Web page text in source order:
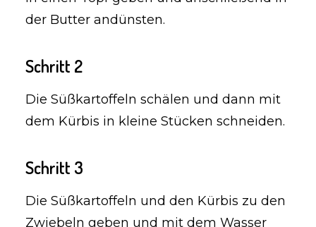
der Butter andünsten.
Schritt 2
Die Süßkartoffeln schälen und dann mit
dem Kürbis in kleine Stücken schneiden.
Schritt 3
Die Süßkartoffeln und den Kürbis zu den
Zwiebeln geben und mit dem Wasser